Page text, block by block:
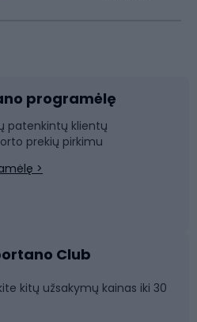
programėlę
patenkintų klientų
prekių pirkimu
>
Club
kitų užsakymų kainas iki 30